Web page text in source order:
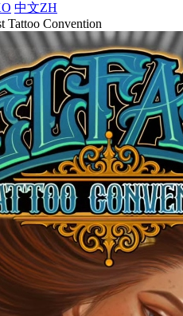
中文ZH
Tattoo Convention